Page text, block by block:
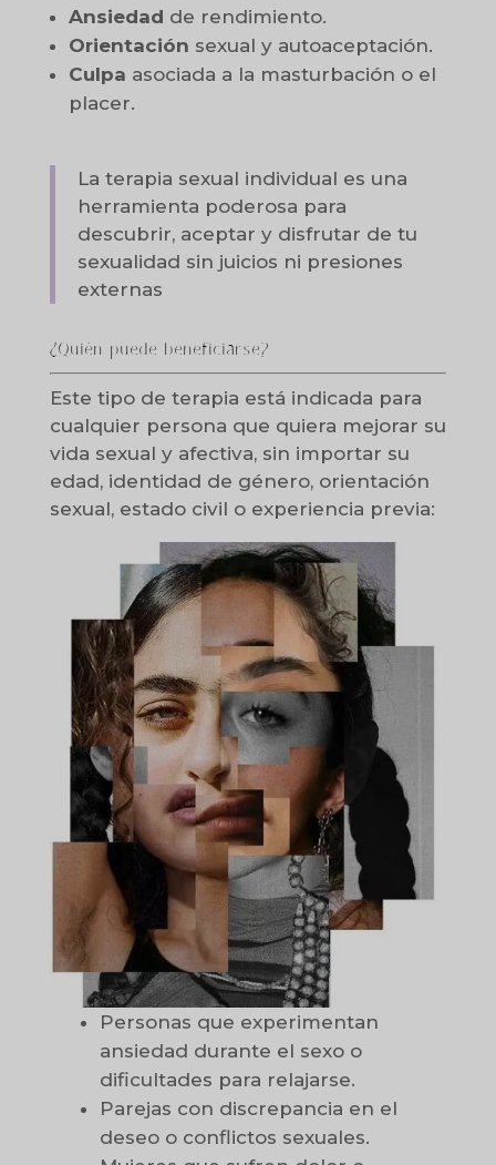
Ansiedad de rendimiento.
Orientación sexual y autoaceptación.
Culpa asociada a la masturbación o el
placer.
La terapia sexual individual es una
herramienta poderosa para
descubrir, aceptar y disfrutar de tu
sexualidad sin juicios ni presiones
externas
¿Quién puede beneficiarse?
Este tipo de terapia está indicada para
cualquier persona que quiera mejorar su
vida sexual y afectiva, sin importar su
edad, identidad de género, orientación
sexual, estado civil o experiencia previa:
Personas que experimentan
ansiedad durante el sexo o
dificultades para relajarse.
Parejas con discrepancia en el
deseo o conflictos sexuales.